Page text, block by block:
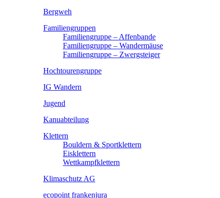
Bergweh
Familiengruppen
Familiengruppe – Affenbande
Familiengruppe – Wandermäuse
Familiengruppe – Zwergsteiger
Hochtourengruppe
IG Wandern
Jugend
Kanuabteilung
Klettern
Bouldern & Sportklettern
Eisklettern
Wettkampfklettern
Klimaschutz AG
ecopoint frankenjura